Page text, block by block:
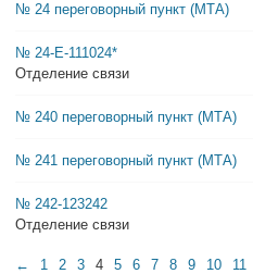
№ 24 переговорный пункт (МТА)
№ 24-Е-111024*
Отделение связи
№ 240 переговорный пункт (МТА)
№ 241 переговорный пункт (МТА)
№ 242-123242
Отделение связи
← 1 2 3 4 5 6 7 8 9 10 11